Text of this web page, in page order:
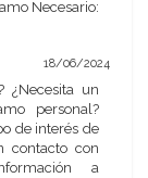
Necesario:
18/06/2024
¿Necesita un
personal?
de interés de
contacto con
a